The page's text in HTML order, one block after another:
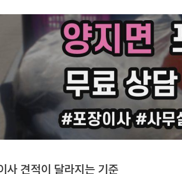
사 견적이 달라지는 기준